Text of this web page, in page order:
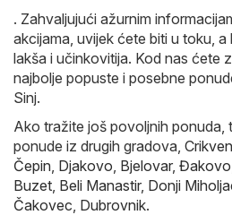
. Zahvaljujući ažurnim
akcijama, uvijek ćete biti u toku,
lakša i učinkovitija. Kod nas ćete
najbolje popuste i posebne
Sinj.
Ako tražite još povoljnih ponuda,
ponude iz drugih gradova,
Čepin Djakovo Bjelovar, Đakovo
Buzet Beli Manastir, Donji
Čakovec Dubrovnik.